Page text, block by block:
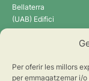
Per oferir les millors
per emmagatzemar i/
Bellaterra
(UAB) Edifici
C 08193